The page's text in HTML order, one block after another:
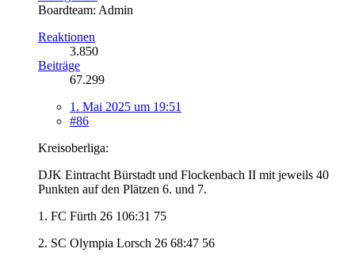
Boardteam: Admin
Reaktionen
3.850
Beiträge
67.299
1. Mai 2025 um 19:51
#86
Kreisoberliga:
DJK Eintracht Bürstadt und Flockenbach II mit jeweils 40
Punkten auf den Plätzen 6. und 7.
1. FC Fürth 26 106:31 75
2. SC Olympia Lorsch 26 68:47 56